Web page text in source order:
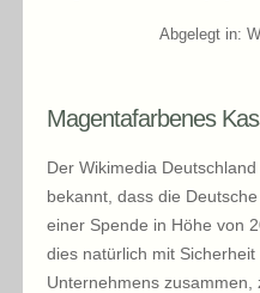
Abgelegt in:
Magentafarbenes
Der Wikimedia
bekannt, dass die
einer Spende in Höhe von
dies natürlich mit
Unternehmens